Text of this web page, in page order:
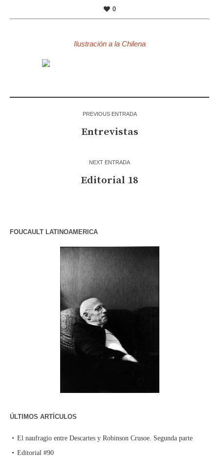
0
Ilustración a la Chilena
PREVIOUS ENTRADA
Entrevistas
NEXT ENTRADA
Editorial 18
FOUCAULT LATINOAMERICA
ÚLTIMOS ARTÍCULOS
El naufragio entre Descartes y Robinson Crusoe. Segunda parte
Editorial #90